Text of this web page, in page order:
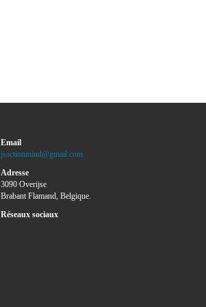
Email
jsactionmind@gmail.com
Adresse
3090 Overijse
Brabant Flamand, Belgique.
Réseaux sociaux